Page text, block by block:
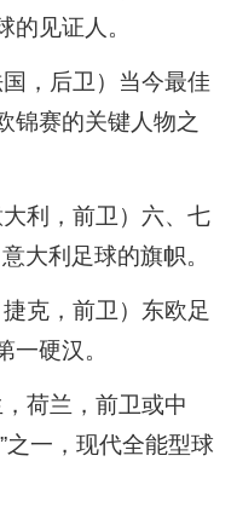
见证人。
，后卫）当今最佳
锦赛的关键人物之
利，前卫）六、七
大利足球的旗帜。
克，前卫）东欧足
硬汉。
荷兰，前卫或中
之一，现代全能型球